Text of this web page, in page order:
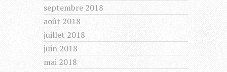
septembre 2018
août 2018
juillet 2018
juin 2018
mai 2018